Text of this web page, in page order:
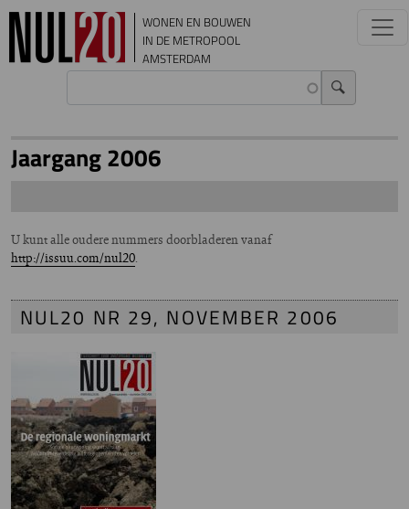
Overslaan en naar de inhoud gaan
WONEN EN BOUWEN
IN DE METROPOOL
AMSTERDAM
NUL20 NR 29, NOVEMBER 2006
Jaargang 2006
U kunt alle oudere nummers doorbladeren vanaf
http://issuu.com/nul20.